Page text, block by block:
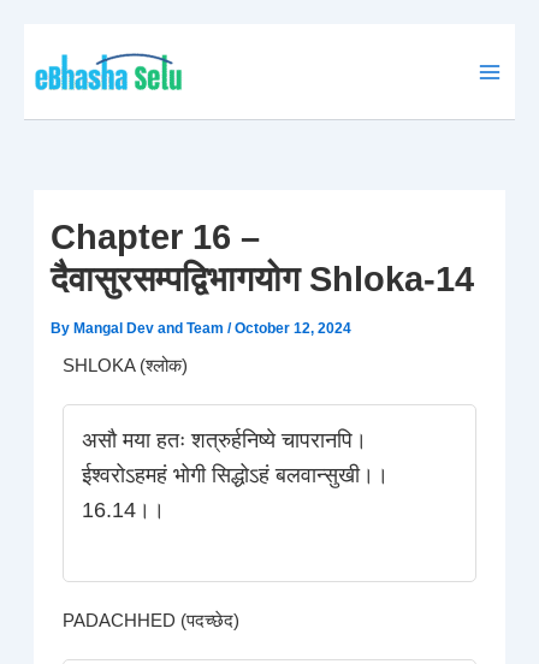
content
Chapter 16 –
दैवासुरसम्पद्विभागयोग Shloka-14
By Mangal Dev and Team/October 12, 2024
SHLOKA (श्लोक)
असौ मया हतः शत्रुर्हनिष्ये चापरानपि।
ईश्वरोऽहमहं भोगी सिद्धोऽहं बलवान्सुखी।।
16.14।।
PADACHHED (पदच्छेद)